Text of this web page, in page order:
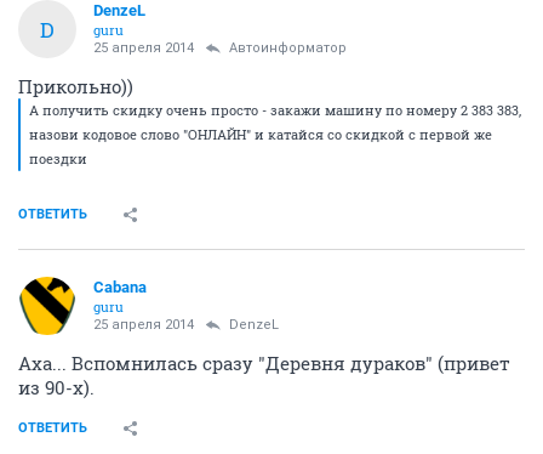
D
DenzeL
guru
25 апреля 2014 Автоинформатор
Прикольно))
А получить скидку очень просто - закажи машину по номеру 2 383 383,
назови кодовое слово "ОНЛАЙН" и катайся со скидкой с первой же
поездки
ОТВЕТИТЬ
Cabana
guru
25 апреля 2014 DenzeL
Аха... Вспомнилась сразу "Деревня дураков" (привет
из 90-х).
ОТВЕТИТЬ